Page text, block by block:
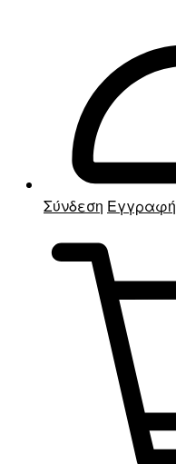
Σύνδεση Εγγραφή